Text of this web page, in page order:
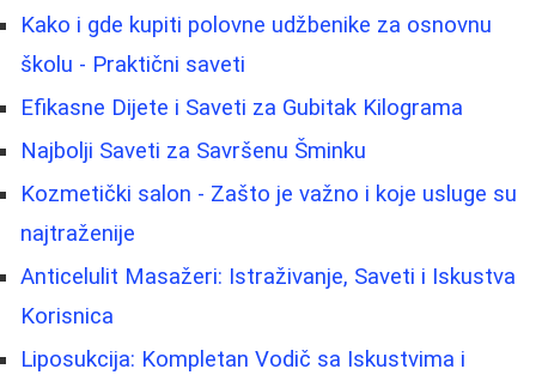
Kako i gde kupiti polovne udžbenike za osnovnu
školu - Praktični saveti
Efikasne Dijete i Saveti za Gubitak Kilograma
Najbolji Saveti za Savršenu Šminku
Kozmetički salon - Zašto je važno i koje usluge su
najtraženije
Anticelulit Masažeri: Istraživanje, Saveti i Iskustva
Korisnica
Liposukcija: Kompletan Vodič sa Iskustvima i